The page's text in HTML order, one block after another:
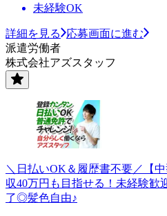
未経験OK
詳細を見る
応募画面に進む
派遣労働者
株式会社アズスタッフ
＼日払いOK＆履歴書不要／【
収40万円も目指せる！未経験歓
了◎髪色自由♪